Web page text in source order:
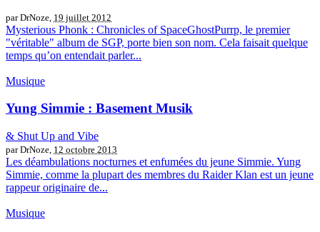
par DrNoze, 19 juillet 2012
Mysterious Phonk : Chronicles of SpaceGhostPurrp, le premier
"véritable" album de SGP, porte bien son nom. Cela faisait quelque
temps qu’on entendait parler...
Musique
Yung Simmie : Basement Musik
& Shut Up and Vibe
par DrNoze, 12 octobre 2013
Les déambulations nocturnes et enfumées du jeune Simmie. Yung
Simmie, comme la plupart des membres du Raider Klan est un jeune
rappeur originaire de...
Musique